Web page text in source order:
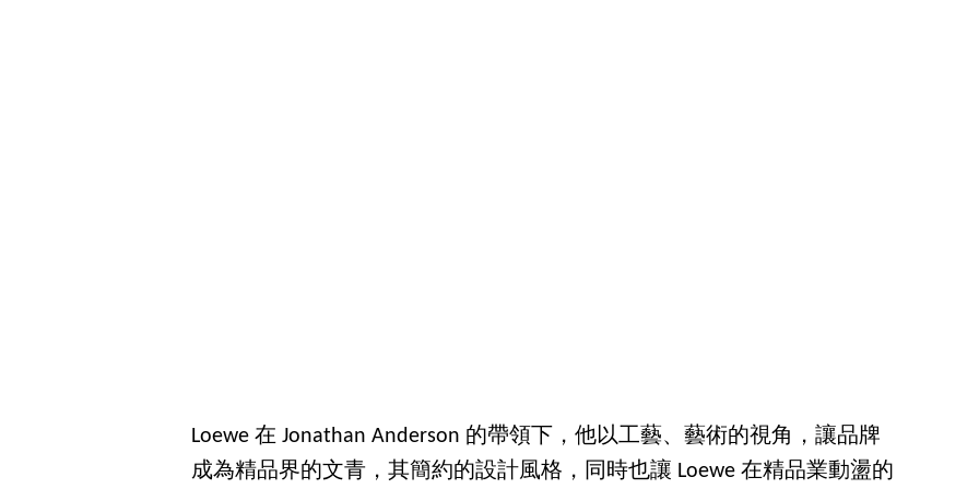
Loewe 在 Jonathan Anderson 的帶領下，他以工藝、藝術的視角，讓品牌
成為精品界的文青，其簡約的設計風格，同時也讓 Loewe 在精品業動盪的